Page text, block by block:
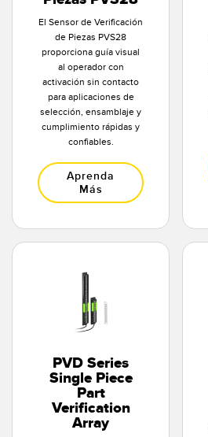
El Sensor de Verificación
de Piezas PVS28
proporciona guía visual
al operador con
activación sin contacto
para aplicaciones de
selección, ensamblaje y
cumplimiento rápidas y
confiables.
Aprenda
Más
PVD Series
Single Piece
Part
Verification
Array